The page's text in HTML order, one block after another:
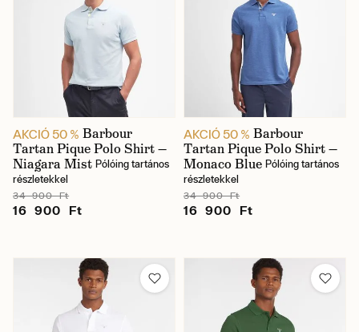
AKCIÓ 50 % Barbour
Tartan Pique Polo Shirt —
Niagara Mist Pólóing tartános
részletekkel
34 900 Ft
16 900 Ft
AKCIÓ 50 % Barbour
Tartan Pique Polo Shirt —
Monaco Blue Pólóing tartános
részletekkel
34 900 Ft
16 900 Ft